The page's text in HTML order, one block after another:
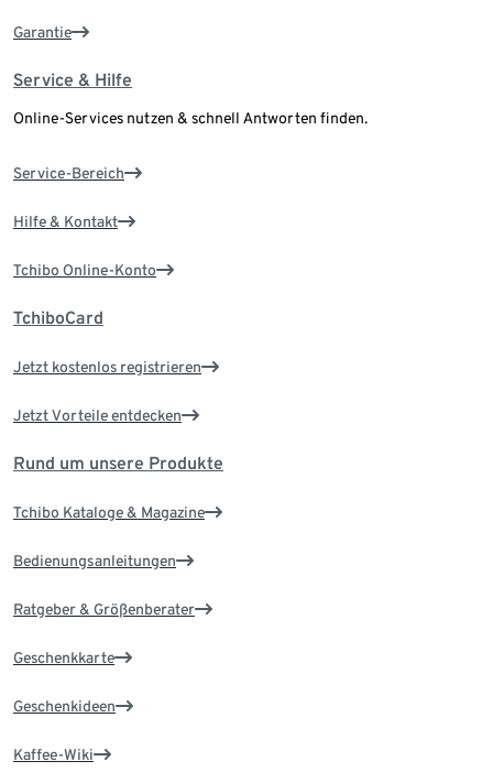
Garantie
Service & Hilfe
Online-Services nutzen & schnell Antworten finden.
Service-Bereich
Hilfe & Kontakt
Tchibo Online-Konto
TchiboCard
Jetzt kostenlos registrieren
Jetzt Vorteile entdecken
Rund um unsere Produkte
Tchibo Kataloge & Magazine
Bedienungsanleitungen
Ratgeber & Größenberater
Geschenkkarte
Geschenkideen
Kaffee-Wiki